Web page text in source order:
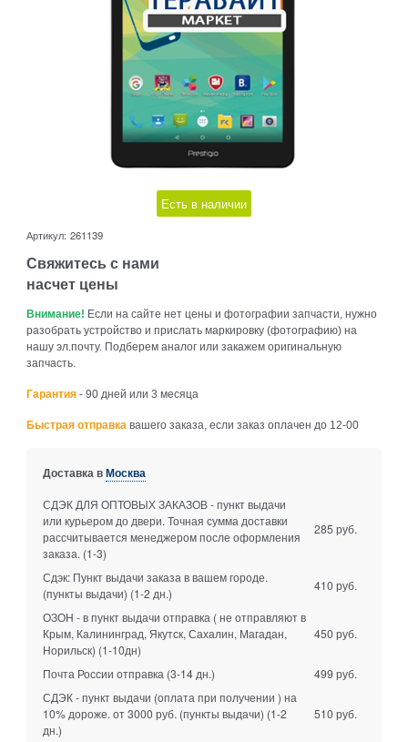
Есть в наличии
Артикул: 261139
Свяжитесь с нами
насчет цены
Внимание! Если на сайте нет цены и фотографии запчасти, нужно
разобрать устройство и прислать маркировку (фотографию) на
нашу эл.почту. Подберем аналог или закажем оригинальную
запчасть.
Гарантия - 90 дней или 3 месяца
Быстрая отправка вашего заказа, если заказ оплачен до 12-00
Доставка вМосква
СДЭК ДЛЯ ОПТОВЫХ ЗАКАЗОВ - пункт выдачи
или курьером до двери. Точная сумма доставки
рассчитывается менеджером после оформления
заказа. (1-3)
285 руб.
Сдэк: Пункт выдачи заказа в вашем городе.
(пункты выдачи) (1-2 дн.)
410 руб.
ОЗОН - в пункт выдачи отправка ( не отправляют в
Крым, Калининград, Якутск, Сахалин, Магадан,
Норильск) (1-10дн)
450 руб.
Почта России отправка (3-14 дн.)
499 руб.
СДЭК - пункт выдачи (оплата при получении ) на
10% дороже. от 3000 руб. (пункты выдачи) (1-2
дн.)
510 руб.